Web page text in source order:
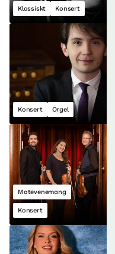
Klassiskt Konsert
Konsert Orgel
Matevenemang
Konsert